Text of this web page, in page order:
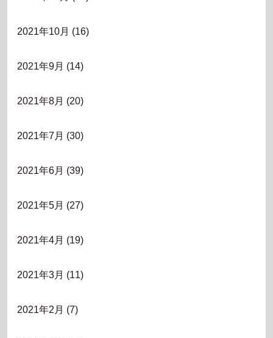
2021年10月 (16)
2021年9月 (14)
2021年8月 (20)
2021年7月 (30)
2021年6月 (39)
2021年5月 (27)
2021年4月 (19)
2021年3月 (11)
2021年2月 (7)